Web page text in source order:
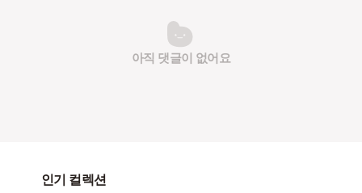
아직 댓글이 없어요
인기 컬렉션